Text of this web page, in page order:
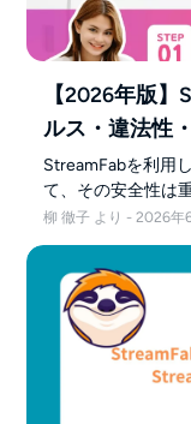
【2026年版
ルス・違法性
底検証！
StreamFabを利用
て、その安全性は
StreamFabの機能
柳 徹子 より - 2026年